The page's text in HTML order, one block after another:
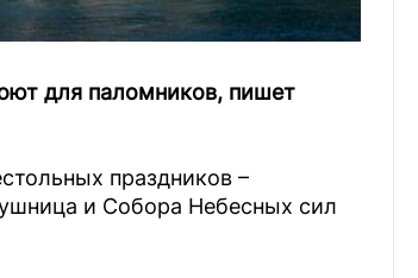
для паломников, пишет
праздников –
и Собора Небесных сил